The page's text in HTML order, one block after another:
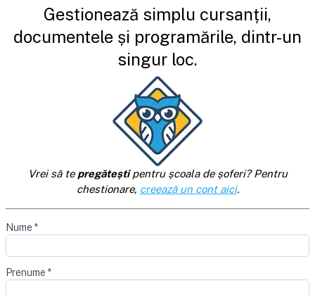
Gestionează simplu cursanții,
documentele și programările, dintr-un
singur loc.
Vrei să te pregăteștipentru școala de șoferi? Pentru
chestionare, creează un cont aici.
Nume *
Prenume *